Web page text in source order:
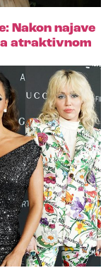
Nakon najave
atraktivnom